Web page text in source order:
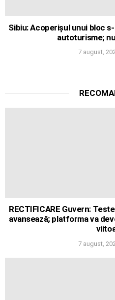
Sibiu: Acoperișul unui bloc
autoturisme;
7 august,
RECTIFICARE Guvern:
avansează; platforma va
7 august,